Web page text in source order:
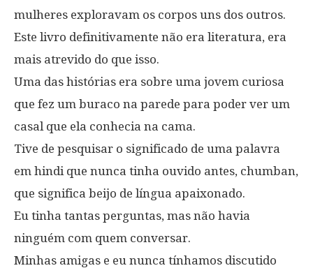
mulheres exploravam os corpos uns dos outros.
Este livro definitivamente não era literatura, era
mais atrevido do que isso.
Uma das histórias era sobre uma jovem curiosa
que fez um buraco na parede para poder ver um
casal que ela conhecia na cama.
Tive de pesquisar o significado de uma palavra
em hindi que nunca tinha ouvido antes, chumban,
que significa beijo de língua apaixonado.
Eu tinha tantas perguntas, mas não havia
ninguém com quem conversar.
Minhas amigas e eu nunca tínhamos discutido